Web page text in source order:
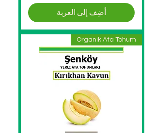
أضِف إلى العربة
Organik Ata Tohum